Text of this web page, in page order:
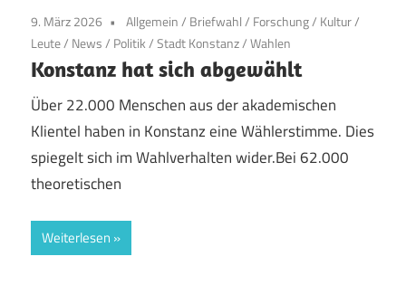
9. März 2026 Allgemein/ Briefwahl/ Forschung/ Kultur/
Leute/ News/ Politik/Stadt Konstanz/Wahlen
Konstanz hat sich abgewählt
Über 22.000 Menschen aus der akademischen
Klientel haben in Konstanz eine Wählerstimme. Dies
spiegelt sich im Wahlverhalten wider.Bei 62.000
theoretischen
Weiterlesen